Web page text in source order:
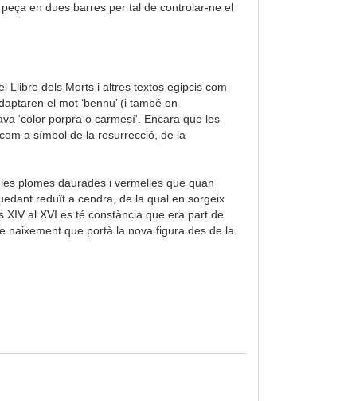
en dues barres per tal de controlar-ne el
Llibre dels Morts i altres textos egipcis com
el mot ‘bennu’ (i també en
'color porpra o carmesí'. Encara que les
a símbol de la resurrecció, de la
plomes daurades i vermelles que quan
reduït a cendra, de la qual en sorgeix
al XVI es té constància que era part de
naixement que portà la nova figura des de la